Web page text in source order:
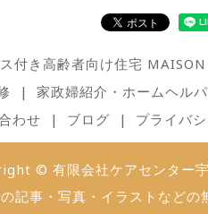
付き高齢者向け住宅
家政婦紹介・ホームヘル
わせ
ブログ プライバ
© 有限会社ケアセンター
の記事・写真・イラストなどの